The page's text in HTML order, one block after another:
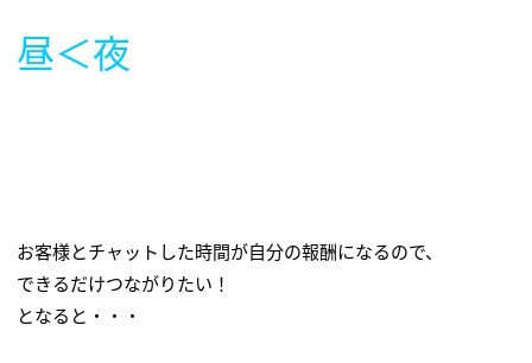
昼＜夜
お客様とチャットした時間が自分の報酬になるので、
できるだけつながりたい！
となると・・・